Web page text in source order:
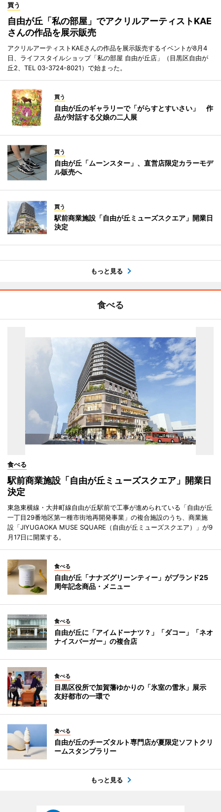
買う
自由が丘「私の部屋」でアクリルアーティストKAE
さんの作品を展示販売
アクリルアーティストKAEさんの作品を展示販売するイベントが8月4
日、ライフスタイルショップ「私の部屋 自由が丘店」（目黒区自由が
丘2、TEL 03-3724-8021）で始まった。
買う
自由が丘のギャラリーで「がらすとすいさい」 作
品が対話する父娘の二人展
買う
自由が丘「ムーンスター」、直営店限定カラーモデ
ル販売へ
買う
駅前商業施設「自由が丘ミューズスクエア」開業日
決定
もっと見る
食べる
食べる
駅前商業施設「自由が丘ミューズスクエア」開業日
決定
東急東横線・大井町線自由が丘駅前で工事が進められている「自由が丘
一丁目29番地区第一種市街地再開発事業」の複合施設のうち、商業施
設「JIYUGAOKA MUSE SQUARE（自由が丘ミューズスクエア）」が9
月17日に開業する。
食べる
自由が丘「ナナズグリーンティー」がブランド25
周年記念商品・メニュー
食べる
自由が丘に「アイムドーナツ？」「ダコー」「ネオ
ナイスバーガー」の複合店
食べる
目黒区役所で加賀藩ゆかりの「氷室の雪氷」展示
友好都市の一環で
食べる
自由が丘のチーズタルト専門店が夏限定ソフトクリ
ームスタンプラリー
もっと見る